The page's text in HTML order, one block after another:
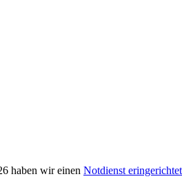
haben wir einen Notdienst